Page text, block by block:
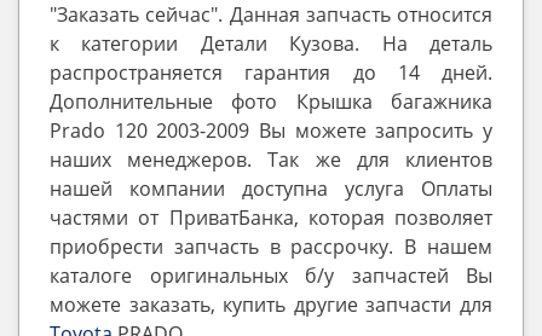
"Заказать сейчас". Данная запчасть относится
к категории Детали Кузова. На деталь
распространяется гарантия до 14 дней.
Дополнительные фото Крышка багажника
Prado 120 2003-2009 Вы можете запросить у
наших менеджеров. Так же для клиентов
нашей компании доступна услуга Оплаты
частями от ПриватБанка, которая позволяет
приобрести запчасть в рассрочку. В нашем
каталоге оригинальных б/у запчастей Вы
можете заказать, купить другие запчасти для